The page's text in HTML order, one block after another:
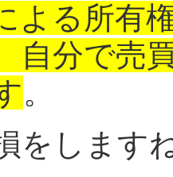
よる所有
自分で売
。
をします